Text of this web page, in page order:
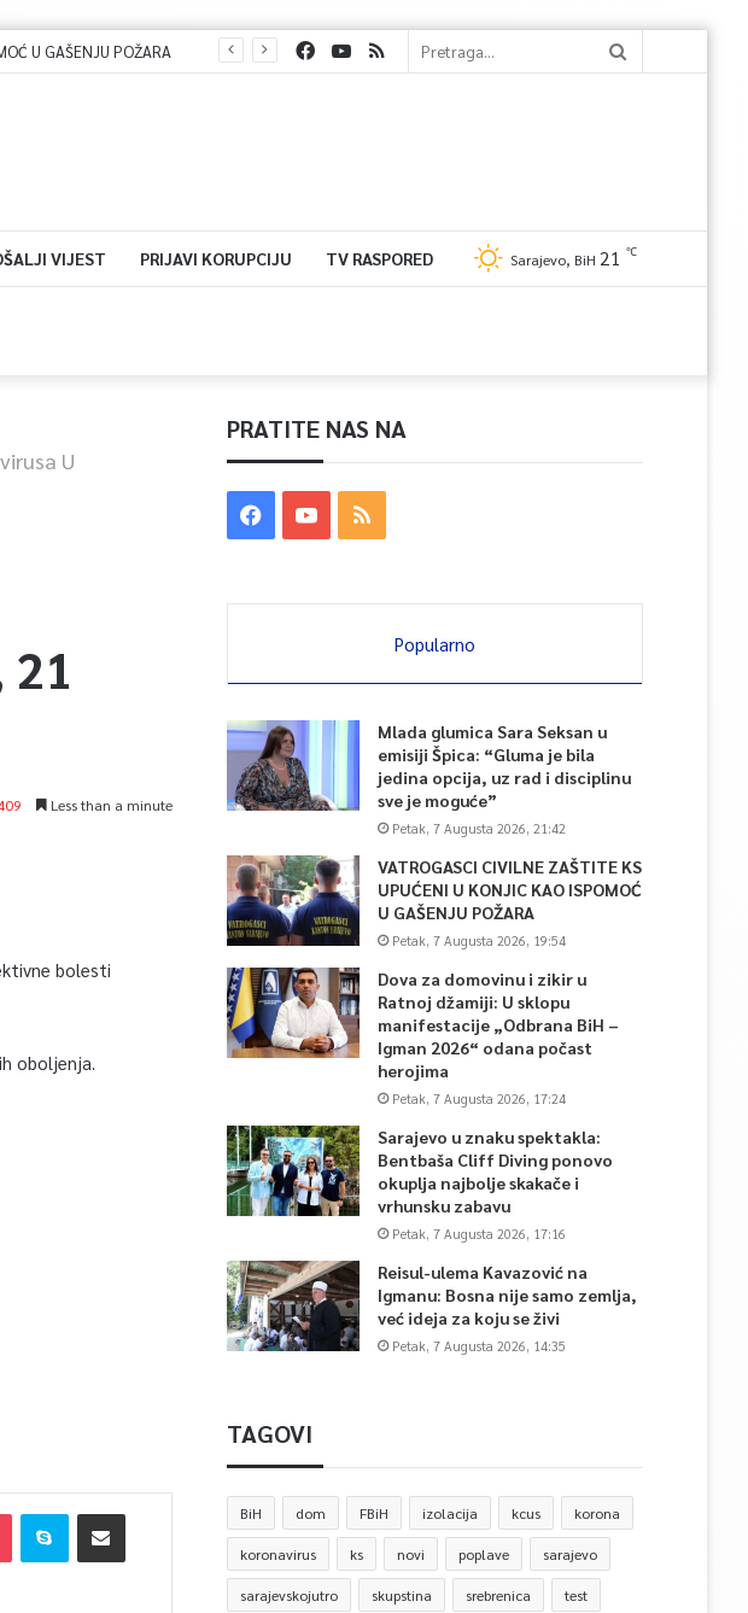
U GAŠENJU POŽARA
VIJEST PRIJAVI KORUPCIJU TV RASPORED Sarajevo, BiH 21 ℃
U
Less than a minute
bolesti
oboljenja.
PRATITE NAS NA
Popularno
Mlada glumica Sara Seksan u
emisiji Špica: “Gluma je bila
jedina opcija, uz rad i disciplinu
sve je moguće”
Petak, 7 Augusta 2026, 21:42
VATROGASCI CIVILNE ZAŠTITE KS
UPUĆENI U KONJIC KAO ISPOMOĆ
U GAŠENJU POŽARA
Petak, 7 Augusta 2026, 19:54
Dova za domovinu i zikir u
Ratnoj džamiji: U sklopu
manifestacije „Odbrana BiH –
Igman 2026“ odana počast
herojima
Petak, 7 Augusta 2026, 17:24
Sarajevo u znaku spektakla:
Bentbaša Cliff Diving ponovo
okuplja najbolje skakače i
vrhunsku zabavu
Petak, 7 Augusta 2026, 17:16
Reisul-ulema Kavazović na
Igmanu: Bosna nije samo zemlja,
već ideja za koju se živi
Petak, 7 Augusta 2026, 14:35
TAGOVI
BiH dom FBiH izolacija kcus korona
koronavirus ks novi poplave sarajevo
sarajevskojutro skupstina srebrenica test